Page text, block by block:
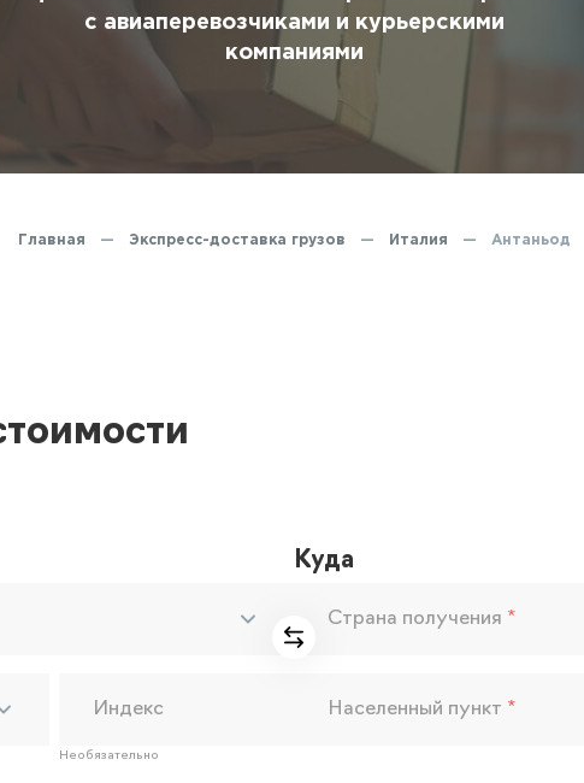
с авиаперевозчиками и курьерскими
компаниями
Главная — Экспресс-доставка грузов — Италия — Антаньод
Индекс
Необязательно
Куда
Страна получения *
Населенный пункт *